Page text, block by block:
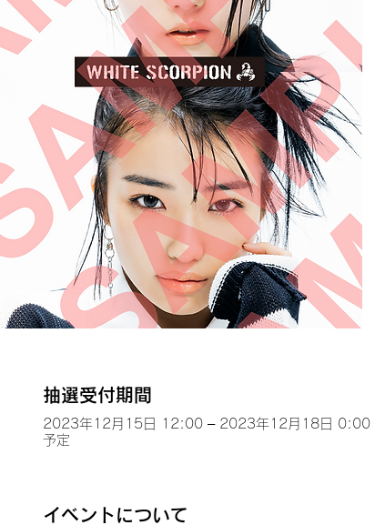
抽選受付期間
2023年12月15日 12:00 – 2023年12月18日 0:00
予定
イベントについて